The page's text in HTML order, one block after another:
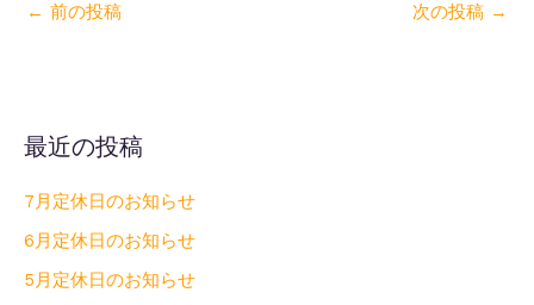
← 前の投稿 次の投稿 →
最近の投稿
7月定休日のお知らせ
6月定休日のお知らせ
5月定休日のお知らせ